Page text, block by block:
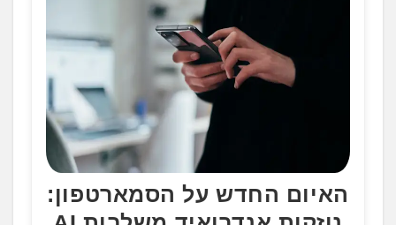
האיום החדש על הסמארטפון: